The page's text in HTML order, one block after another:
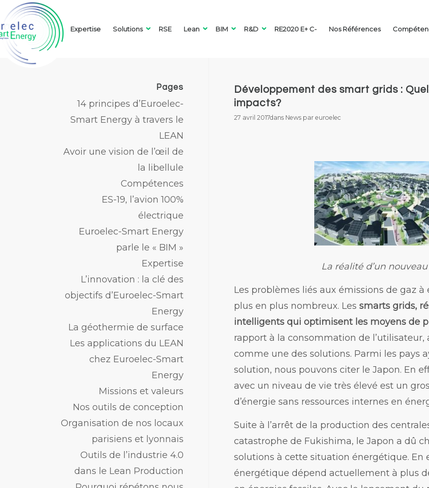
Expertise Solutions
Réseau intelligent et
communicant
Ville durable
RSE Lean
Pourquoi répétons nous
toujours les mêmes erreurs
Les applications du LEAN
chez Euroelec-Smart
Energy
BIM
Nos outils de conception
R&D RE2020 E+ C- Nos Références
Développement des smart grids :
impacts?
27 avril 2017dans News par euroelec
La réalité d’un
Les problèmes liés aux émissions de gaz
plus en plus nombreux. Les smarts grids,
intelligents qui optimisent les moyens de
rapport à la consommation de
comme une des solutions. Parmi les pays
solution, nous pouvons citer le Japon. En
avec un niveau de vie très élevé est un
d’énergie sans ressources internes en
Suite à l’arrêt de la production des
catastrophe de Fukishima, le Japon a dû
solutions à cette situation énergétique. En
énergétique dépend actuellement à plus
Pages
14 principes d’Euroelec-
Smart Energy à travers le
LEAN
Avoir une vision de l’œil de
la libellule
Compétences
ES-19, l’avion 100%
électrique
Euroelec-Smart Energy
parle le « BIM »
Expertise
L’innovation : la clé des
objectifs d’Euroelec-Smart
Energy
La géothermie de surface
Les applications du LEAN
chez Euroelec-Smart
Energy
Missions et valeurs
Nos outils de conception
Organisation de nos locaux
parisiens et lyonnais
Outils de l’industrie 4.0
dans le Lean Production